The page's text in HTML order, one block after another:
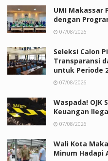
UMI Makassar
dengan
07/08/2026
Seleksi Calon
Transparansi
untuk Periode
07/08/2026
Waspada! OJK
Keuangan
07/08/2026
Wali Kota
Minum Hadapi